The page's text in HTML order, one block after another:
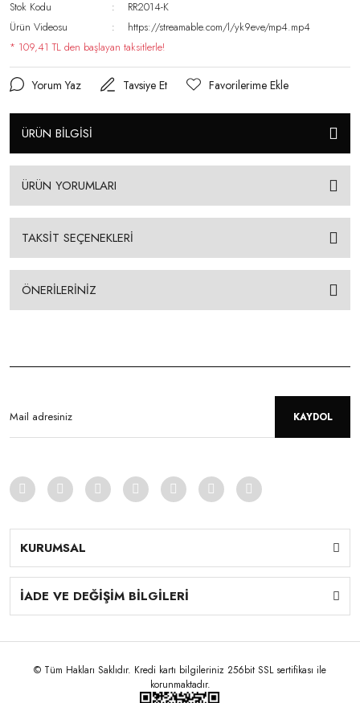
Stok Kodu
RR2014-K
Ürün Videosu
https://streamable.com/l/yk9eve/mp4.mp4
* 109,41 TL den başlayan taksitlerle!
Yorum Yaz Tavsiye Et
ÜRÜN BİLGİSİ
ÜRÜN YORUMLARI
TAKSİT SEÇENEKLERİ
ÖNERİLERİNİZ
KAYDOL
KURUMSAL
İADE VE DEĞİŞİM BİLGİLERİ
© Tüm Hakları Saklıdır. Kredi kartı bilgileriniz 256bit SSL sertifikası ile
korunmaktadır.